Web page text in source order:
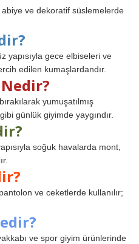
abiye ve dekoratif süslemelerde
yapısıyla gece elbiseleri ve
edilen kumaşlardandır.
yumuşatılmış
günlük giyimde yaygındır.
soğuk havalarda mont,
ve ceketlerde kullanılır;
ve spor giyim ürünlerinde